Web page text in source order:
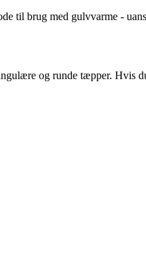
til brug med gulvvarme -
og runde tæpper. Hvis